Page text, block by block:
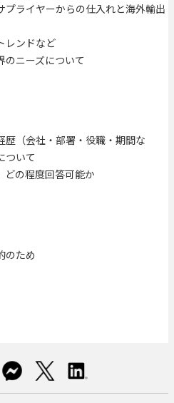
プライヤーからの仕入れと海外輸出
レンドなど
のニーズについて
歴（会社・部署・役職・期間な
ついて
どの程度回答可能か
のため